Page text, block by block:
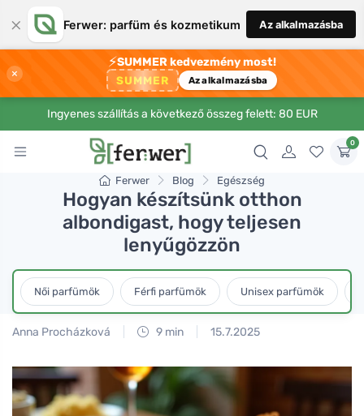
× Ferwer: parfüm és kozmetikum Az alkalmazásba
×
⚡SUMMER kedvezmény most!
SUMMER Az alkalmazásba
Ingyenes szállítás a következő összeg felett: 80 EUR
0
Ferwer Blog Egészség
Hogyan készítsünk otthon
albondigast, hogy teljesen
lenyűgözzön
Női parfümök Férfi parfümök Unisex parfümök
Anna Procházková 9 min 15.7.2025